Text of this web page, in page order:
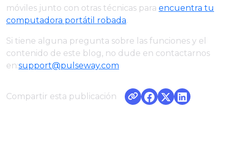
móviles junto con otras técnicas para encuentra tu
computadora portátil robada.
Si tiene alguna pregunta sobre las funciones y el
contenido de este blog, no dude en contactarnos
en:support@pulseway.com
Compartir esta publicación